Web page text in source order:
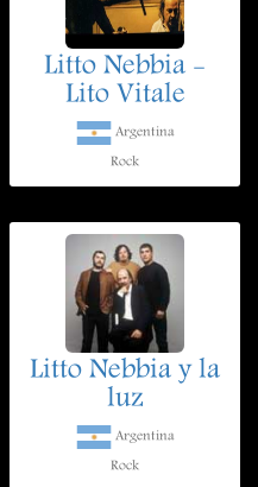
Litto Nebbia -
Lito Vitale
Argentina
Rock
Litto Nebbia y la
luz
Argentina
Rock